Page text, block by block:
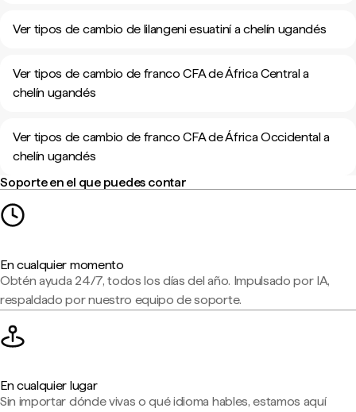
Ver tipos de cambio de lilangeni esuatiní a chelín ugandés
Ver tipos de cambio de franco CFA de África Central a
chelín ugandés
Ver tipos de cambio de franco CFA de África Occidental a
chelín ugandés
Soporte en el que puedes contar
En cualquier momento
Obtén ayuda 24/7, todos los días del año. Impulsado por IA,
respaldado por nuestro equipo de soporte.
En cualquier lugar
Sin importar dónde vivas o qué idioma hables, estamos aquí